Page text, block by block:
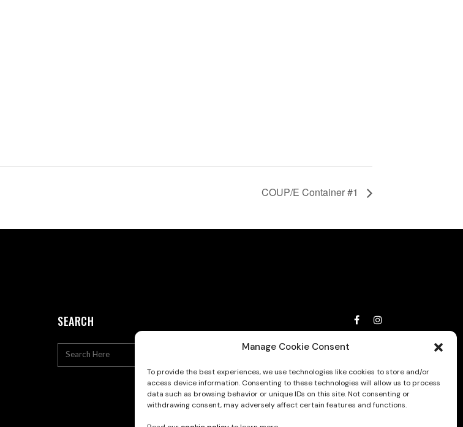
Manage Cookie Consent
To provide the best experiences, we use technologies like cookies to store and/or
access device information. Consenting to these technologies will allow us to process
data such as browsing behavior or unique IDs on this site. Not consenting or
withdrawing consent, may adversely affect certain features and functions.
COUP/E Container #1
SEARCH